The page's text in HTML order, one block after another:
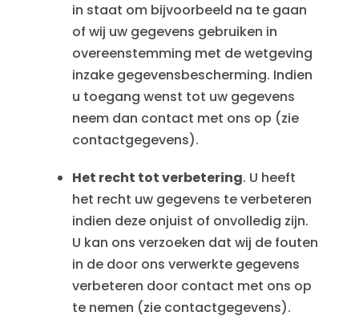
in staat om bijvoorbeeld na te gaan
of wij uw gegevens gebruiken in
overeenstemming met de wetgeving
inzake gegevensbescherming. Indien
u toegang wenst tot uw gegevens
neem dan contact met ons op (zie
contactgegevens).
Het recht tot verbetering. U heeft
het recht uw gegevens te verbeteren
indien deze onjuist of onvolledig zijn.
U kan ons verzoeken dat wij de fouten
in de door ons verwerkte gegevens
verbeteren door contact met ons op
te nemen (zie contactgegevens).